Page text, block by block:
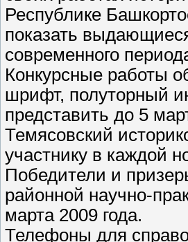
Республике
показать
современного
Конкурсные работы
шрифт, полуторный
представить до 5
Темясовский
участнику в каждой
Победители и
районной научно-
марта 2009 года.
Телефоны для